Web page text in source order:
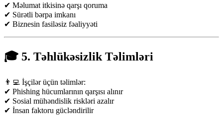
✔ Məlumat itkisinə qarşı qoruma
✔ Sürətli bərpa imkanı
✔ Biznesin fasiləsiz fəaliyyəti
🎓 5. Təhlükəsizlik Təlimləri
👨‍💻 İşçilər üçün təlimlər:
✔ Phishing hücumlarının qarşısı alınır
✔ Sosial mühəndislik riskləri azalır
✔ İnsan faktoru gücləndirilir